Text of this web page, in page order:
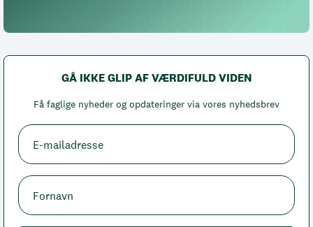
GÅ IKKE GLIP AF VÆRDIFULD VIDEN
Få faglige nyheder og opdateringer via vores nyhedsbrev